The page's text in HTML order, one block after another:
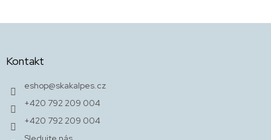
Kontakt
eshop@skakalpes.cz
+420 792 209 004
+420 792 209 004